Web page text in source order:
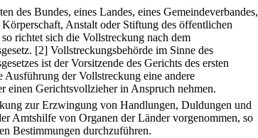
des Bundes, eines Landes, eines Gemeindeverbandes,
Anstalt oder Stiftung des öffentlichen
richtet sich die Vollstreckung nach dem
[2] Vollstreckungsbehörde im Sinne des
ist der Vorsitzende des Gerichts des ersten
Ausführung der Vollstreckung eine andere
einen Gerichtsvollzieher in Anspruch nehmen.
zur Erzwingung von Handlungen, Duldungen und
Amtshilfe von Organen der Länder vorgenommen, so
Bestimmungen durchzuführen.